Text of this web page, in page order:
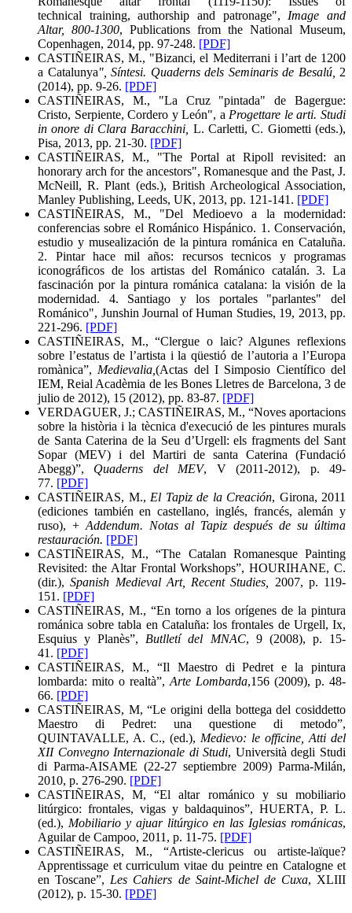
technical training, authorship and patronage", Image and
Altar, 800-1300, Publications from the National Museum,
Copenhagen, 2014, pp. 97-248. [PDF]
CASTIÑEIRAS, M., "Bizanci, el Mediterrani i l’art de 1200
a Catalunya", Síntesi. Quaderns dels Seminaris de Besalú, 2
(2014), pp. 9-26. [PDF]
CASTIÑEIRAS, M., "La Cruz "pintada" de Bagergue:
Cristo, Serpiente, Cordero y León", a Progettare le arti. Studi
in onore di Clara Baracchini, L. Carletti, C. Giometti (eds.),
Pisa, 2013, pp. 21-30. [PDF]
CASTIÑEIRAS, M., "The Portal at Ripoll revisited: an
honorary arch for the ancestors", Romanesque and the Past, J.
McNeill, R. Plant (eds.), British Archeological Association,
Manley Publishing, Leeds, UK, 2013, pp. 121-141. [PDF]
CASTIÑEIRAS, M., "Del Medioevo a la modernidad:
conferencias sobre el Románico Hispánico. 1. Conservación,
estudio y musealización de la pintura románica en Cataluña.
2. Pintar hace mil años: recursos tecnicos y programas
iconográficos de los artistas del Románico catalán. 3. La
fascinación por la pintura románica catalana: la visión de la
modernidad. 4. Santiago y los portales "parlantes" del
Románico", Junshin Journal of Human Studies, 19, 2013, pp.
221-296. [PDF]
CASTIÑEIRAS, M., “Clergue o laic? Algunes reflexions
sobre l’estatus de l’artista i la qüestió de l’autoria a l’Europa
romànica”, Medievalia,(Actas del I Simposio Científico del
IEM, Reial Acadèmia de les Bones Lletres de Barcelona, 3 de
julio de 2012), 15 (2012), pp. 83-87. [PDF]
VERDAGUER, J.; CASTIÑEIRAS, M., “Noves aportacions
sobre la història i la tècnica d'execució de les pintures murals
de Santa Caterina de la Seu d’Urgell: els fragments del Sant
Sopar (MEV) i del Martiri de santa Caterina (Fundació
Abegg)”, Quaderns del MEV, V (2011-2012), p. 49-
77. [PDF]
CASTIÑEIRAS, M., El Tapiz de la Creación, Girona, 2011
(ediciones también en castellano, inglés, francés, alemán y
ruso), + Addendum. Notas al Tapiz después de su última
restauración. [PDF]
CASTIÑEIRAS, M., “The Catalan Romanesque Painting
Revisited: the Altar Frontal Workshops”, HOURIHANE, C.
(dir.),Spanish Medieval Art, Recent Studies, 2007, p. 119-
151. [PDF]
CASTIÑEIRAS, M., “En torno a los orígenes de la pintura
románica sobre tabla en Cataluña: los frontales de Urgell, Ix,
Esquius y Planès”, Butlletí del MNAC, 9 (2008), p. 15-
41. [PDF]
CASTIÑEIRAS, M., “Il Maestro di Pedret e la pintura
lombarda: mito o realtà”, Arte Lombarda,156 (2009), p. 48-
66. [PDF]
CASTIÑEIRAS, M, “Le origini della bottega del cosiddetto
Maestro di Pedret: una questione di metodo”,
QUINTAVALLE, A. C., (ed.), Medievo: le officine, Atti del
XII Convegno Internazionale di Studi, Università degli Studi
di Parma-AISAME (22-27 septiembre 2009) Parma-Milán,
2010, p. 276-290. [PDF]
CASTIÑEIRAS, M, “El altar románico y su mobiliario
litúrgico: frontales, vigas y baldaquinos”, HUERTA, P. L.
(ed.), Mobiliario y ajuar litúrgico en las Iglesias románicas,
Aguilar de Campoo, 2011, p. 11-75. [PDF]
CASTIÑEIRAS, M., “Artiste-clericus ou artiste-laïque?
Apprentissage et curriculum vitae du peintre en Catalogne et
en Toscane”, Les Cahiers de Saint-Michel de Cuxa, XLIII
(2012), p. 15-30. [PDF]